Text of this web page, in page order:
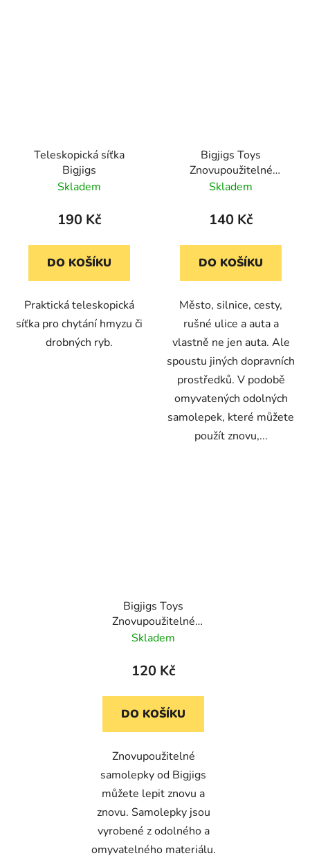
Teleskopická síťka
Bigjigs
Skladem
190 Kč
DO KOŠÍKU
Praktická teleskopická
síťka pro chytání hmyzu či
drobných ryb.
Bigjigs Toys
Znovupoužitelné
samolepky Doprava ve
Skladem
140 Kč
DO KOŠÍKU
Město, silnice, cesty,
rušné ulice a auta a
vlastně ne jen auta. Ale
spoustu jiných dopravních
prostředků. V podobě
omyvatených odolných
samolepek, které můžete
použít znovu,...
Bigjigs Toys
Znovupoužitelné
samolepky Safari
Skladem
120 Kč
DO KOŠÍKU
Znovupoužitelné
samolepky od Bigjigs
můžete lepit znovu a
znovu. Samolepky jsou
vyrobené z odolného a
omyvatelného materiálu.